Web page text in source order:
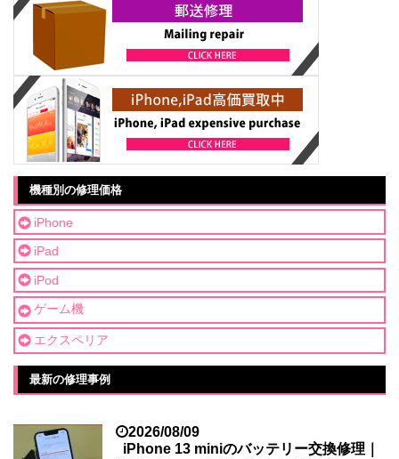
機種別の修理価格
iPhone
iPad
iPod
ゲーム機
エクスペリア
最新の修理事例
2026/08/09
iPhone 13 miniのバッテリー交換修理｜